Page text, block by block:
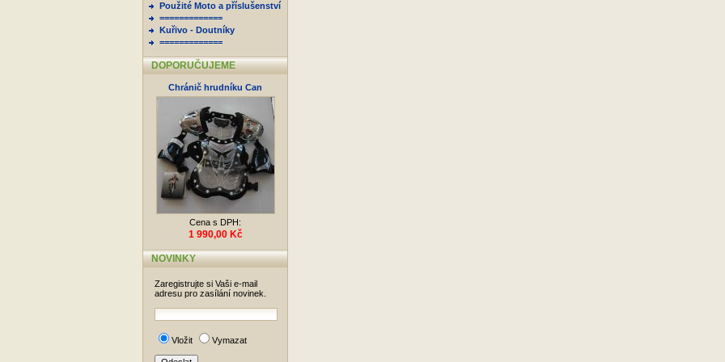
Použité Moto a příslušenství
=============
Kuřivo - Doutníky
=============
DOPORUČUJEME
Chránič hrudníku Can
Cena s DPH:
1 990,00 Kč
NOVINKY
Zaregistrujte si Vaši e-mail
adresu pro zasílání novinek.
Vložit Vymazat